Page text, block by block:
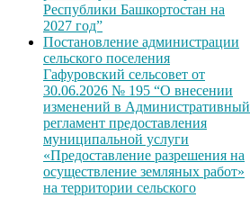
Республики Башкортостан на
2027 год”
Постановление администрации
сельского поселения
Гафуровский сельсовет от
30.06.2026 № 195 “О внесении
изменений в Административный
регламент предоставления
муниципальной услуги
«Предоставление разрешения на
осуществление земляных работ»
на территории сельского